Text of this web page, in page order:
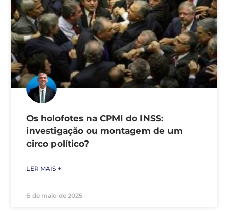
Os holofotes na CPMI do INSS:
investigação ou montagem de um
circo político?
LER MAIS +
6 de maio de 2025